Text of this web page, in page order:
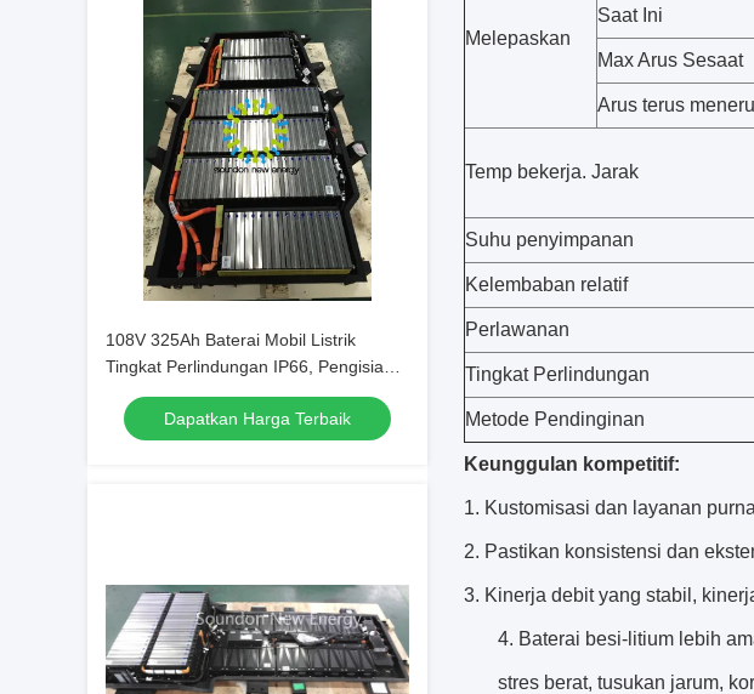
108V 325Ah Baterai Mobil Listrik
Tingkat Perlindungan IP66, Pengisian
Cepat, Rohs
Dapatkan Harga Terbaik
Melepaskan
Saat Ini
Max Arus Sesaat
Arus terus
Temp bekerja. Jarak
Suhu penyimpanan
Kelembaban relatif
Perlawanan
Tingkat Perlindungan
Metode Pendinginan
Keunggulan kompetitif:
1. Kustomisasi dan layanan
2. Pastikan konsistensi dan
3. Kinerja debit yang stabil,
4. Baterai besi-litium lebih
stres berat, tusukan jarum,